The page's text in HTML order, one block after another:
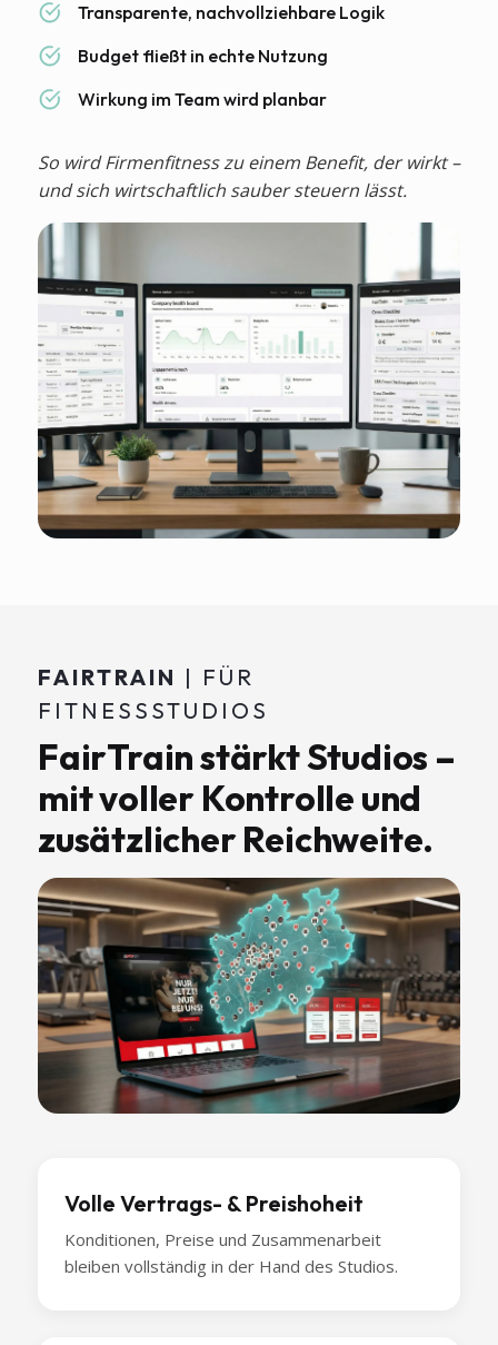
Transparente, nachvollziehbare Logik
Budget fließt in echte Nutzung
Wirkung im Team wird planbar
So wird Firmenfitness zu einem Benefit, der wirkt –
und sich wirtschaftlich sauber steuern lässt.
FAIRTRAIN | FÜR
FITNESSSTUDIOS
FairTrain stärkt Studios –
mit voller Kontrolle und
zusätzlicher Reichweite.
Volle Vertrags- & Preishoheit
Konditionen, Preise und Zusammenarbeit
bleiben vollständig in der Hand des Studios.